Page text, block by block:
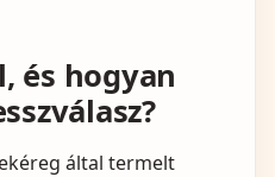
és hogyan
által termelt